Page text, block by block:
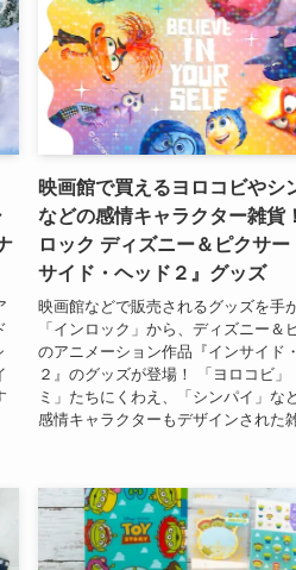
映画館で買えるヨロコビやシ
などの感情キャラクター雑貨
ロック ディズニー＆ピクサー
サイド・ヘッド２』グッズ
映画館などで販売されるグッズを手
「インロック」から、ディズニー＆
のアニメーション作品『インサイド
２』のグッズが登場！ 「ヨロコビ」
ミ」たちにくわえ、「シンパイ」な
感情キャラクターもデザインされた